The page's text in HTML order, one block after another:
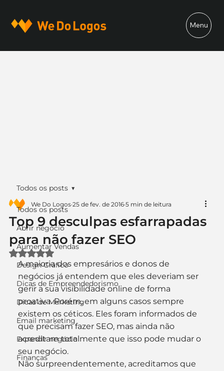
Menu
Todos os posts
Abrir negócio
Aumentar Vendas
Design Gráfico
Dicas de Empreendedorismo
Dicas de Marketing
Email marketing
Expandir negócio
Finanças
Todos os posts
Top 9 desculpas esfarrapadas
para não fazer SEO
We Do Logos 25 de fev. de 2016 5 min de leitura
Avaliado com NaN de 5 estrelas.
A maioria dos empresários e donos de
negócios já entendem que eles deveriam ser
gerir a sua visibilidade online de forma
proativa. Porém, em alguns casos sempre
existem os céticos. Eles foram informados de
que precisam fazer SEO, mas ainda não
acreditam totalmente que isso pode mudar o
seu negócio.
Não surpreendentemente, acreditamos que